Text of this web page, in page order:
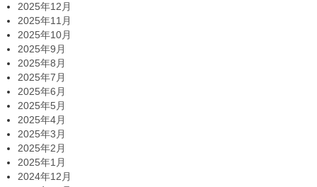
2025年12月
2025年11月
2025年10月
2025年9月
2025年8月
2025年7月
2025年6月
2025年5月
2025年4月
2025年3月
2025年2月
2025年1月
2024年12月